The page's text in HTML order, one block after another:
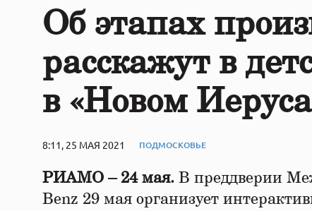
Об этапах
расскажут в
в «Новом
8:11, 25 МАЯ 2021 ПОДМОСКОВЬЕ
РИАМО – 24 мая. В преддверии
Benz 29 мая организует